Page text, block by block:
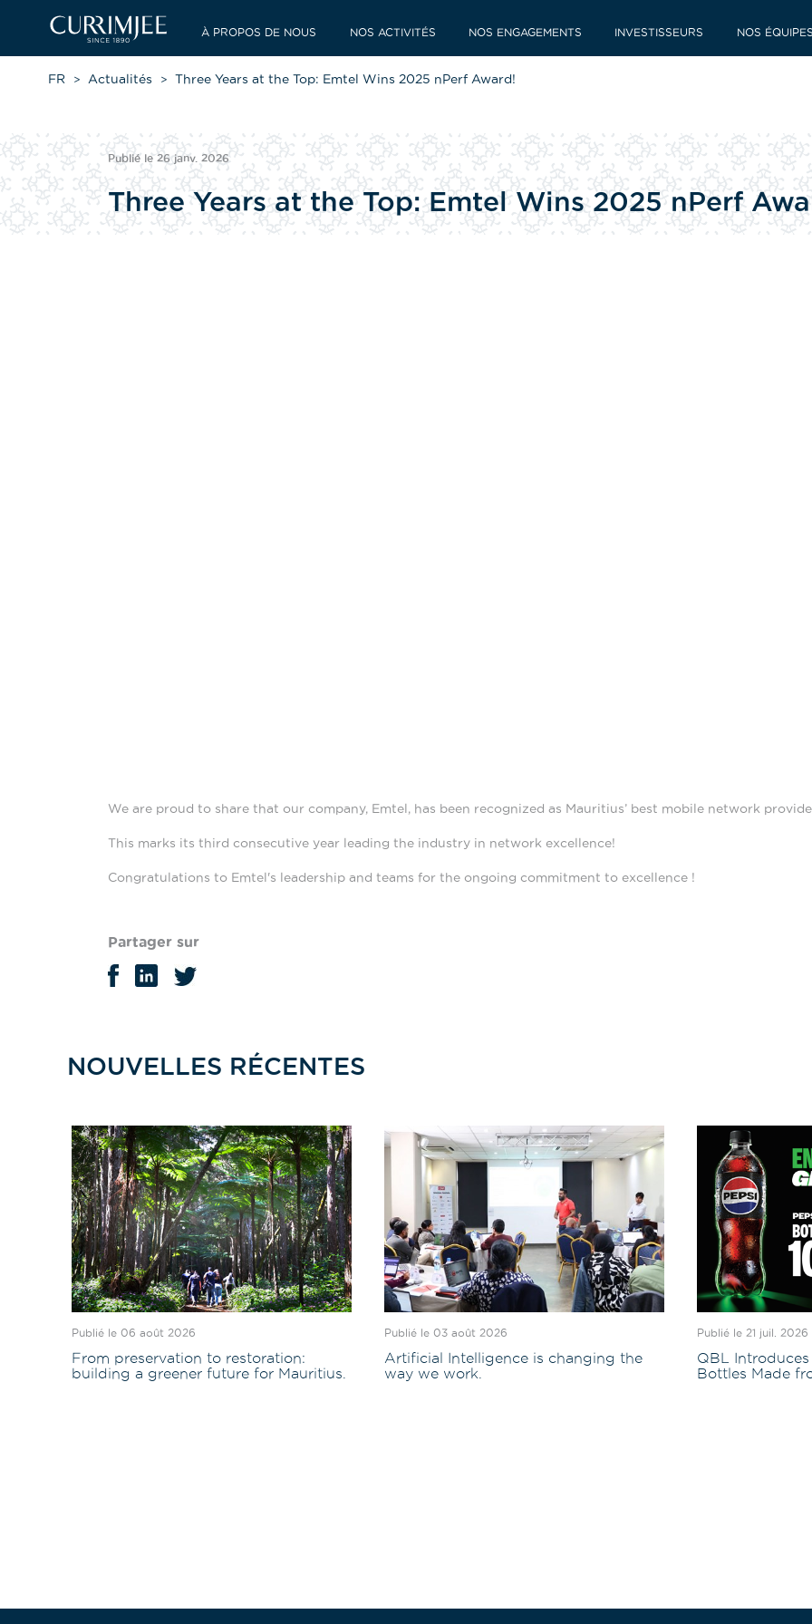
À PROPOS DE NOUS NOS ACTIVITÉS NOS ENGAGEMENTS INVESTISSEURS NOS ÉQUIPES
FR Actualités Three Years at the Top: Emtel Wins 2025 nPerf Award!
Publié le 26 janv. 2026
Three Years at the Top: Emtel Wins 2025 nPerf
We are proud to share that our company, Emtel, has been recognized as Mauritius’ best mobile network
This marks its third consecutive year leading the industry in network excellence!
Congratulations to Emtel's leadership and teams for the ongoing commitment to excellence !
Partager sur
NOUVELLES RÉCENTES
Publié le 06 août 2026
From preservation to restoration:
building a greener future for Mauritius.
Publié le 03 août 2026
Artificial Intelligence is changing the
way we work.
Publié le 21 juil. 2026
QBL
Bottles Made